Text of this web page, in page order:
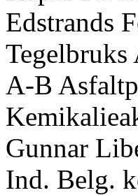
Edstrands
A-B
Gunnar
Ind. Belg.